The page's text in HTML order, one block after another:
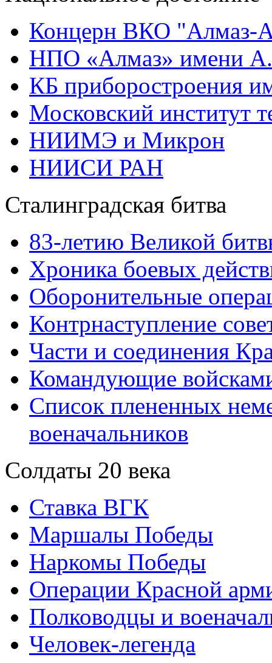
Концерн ВКО "Алмаз-
НПО «Алмаз» имени
КБ приборостроения
Московский институт
НИИМЭ и Микрон
НИИСИ РАН
Сталинградская битва
83-летию Великой
Хроника боевых
Оборонительные
Контрнаступление
Части и соединения
Командующие
Список плененных
военачальников
Солдаты 20 века
Ставка ВГК
Маршалы Победы
Наркомы Победы
Операции Красной
Полководцы и
Человек-легенда